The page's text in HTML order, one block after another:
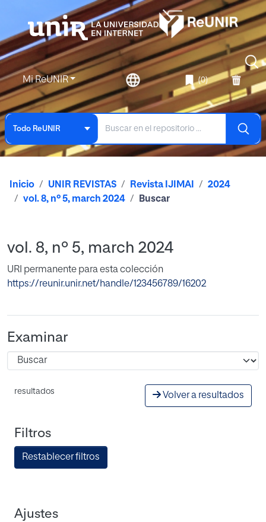
Mi ReUNIR (0)
Todo ReUNIR
Inicio UNIR REVISTAS Revista IJIMAI
2024
vol. 8, nº 5, march 2024
Buscar
vol. 8, nº 5, march 2024
URI permanente para esta colección
https://reunir.unir.net/handle/123456789/16202
Examinar
resultados Volver a resultados
Filtros
Restablecer filtros
Ajustes